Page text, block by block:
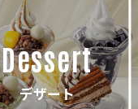
Dessert
デザート